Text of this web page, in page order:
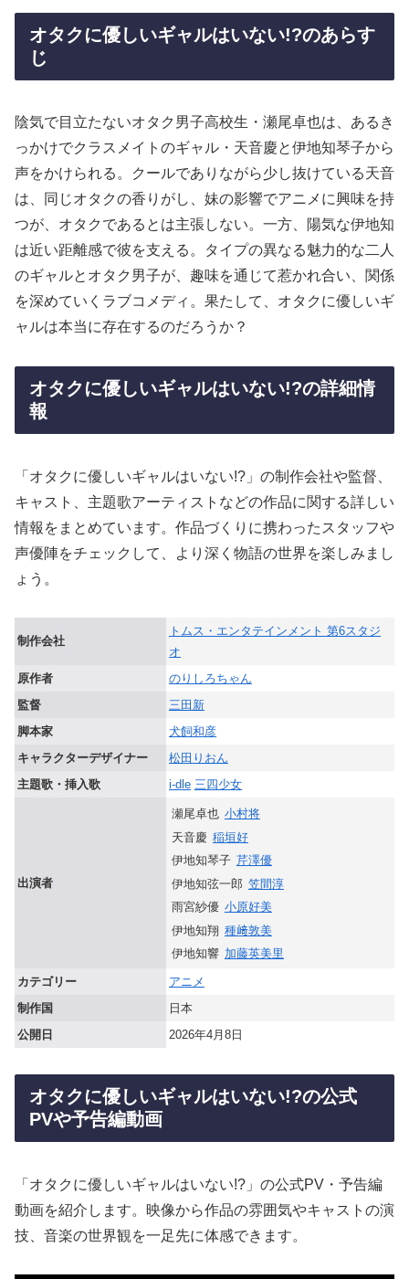
オタクに優しいギャルはいない!?のあらす
じ
陰気で目立たないオタク男子高校生・瀬尾卓也は、あるき
っかけでクラスメイトのギャル・天音慶と伊地知琴子から
声をかけられる。クールでありながら少し抜けている天音
は、同じオタクの香りがし、妹の影響でアニメに興味を持
つが、オタクであるとは主張しない。一方、陽気な伊地知
は近い距離感で彼を支える。タイプの異なる魅力的な二人
のギャルとオタク男子が、趣味を通じて惹かれ合い、関係
を深めていくラブコメディ。果たして、オタクに優しいギ
ャルは本当に存在するのだろうか？
オタクに優しいギャルはいない!?の詳細情
報
「オタクに優しいギャルはいない!?」の制作会社や監督、
キャスト、主題歌アーティストなどの作品に関する詳しい
情報をまとめています。作品づくりに携わったスタッフや
声優陣をチェックして、より深く物語の世界を楽しみまし
ょう。
制作会社
トムス・エンタテインメント 第6スタジ
オ
原作者
のりしろちゃん
監督
三田新
脚本家
犬飼和彦
キャラクターデザイナー
松田りおん
主題歌・挿入歌
i-dle 三四少女
出演者
瀬尾卓也 小村将
天音慶 稲垣好
伊地知琴子 芹澤優
伊地知弦一郎 笠間淳
雨宮紗優 小原好美
伊地知翔 種﨑敦美
伊地知響 加藤英美里
カテゴリー
アニメ
制作国
日本
公開日
2026年4月8日
オタクに優しいギャルはいない!?の公式
PVや予告編動画
「オタクに優しいギャルはいない!?」の公式PV・予告編
動画を紹介します。映像から作品の雰囲気やキャストの演
技、音楽の世界観を一足先に体感できます。